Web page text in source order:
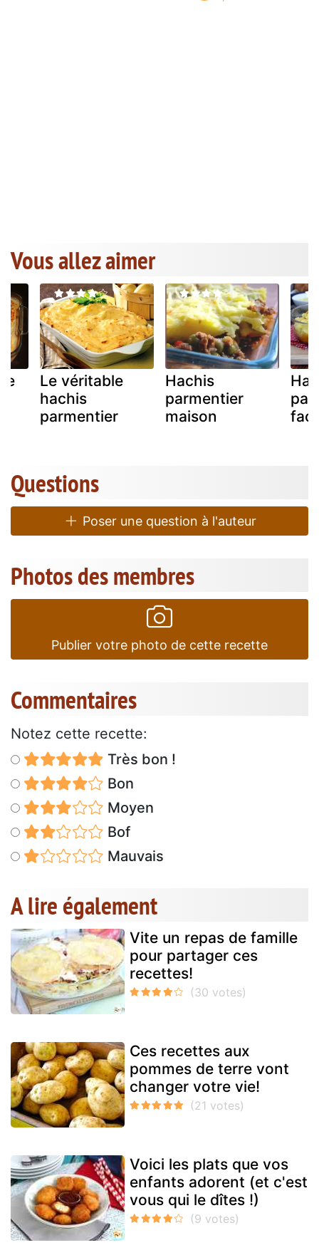
Vous allez aimer
Le véritable
hachis
parmentier
Hachis
parmentier
maison
Questions
Poser une question à l'auteur
Photos des membres
Publier votre photo de cette recette
Commentaires
Notez cette recette:
Très bon !
Bon
Moyen
Bof
Mauvais
A lire également
Vite un repas de famille
pour partager ces
recettes!
Ces recettes aux
pommes de terre vont
changer votre vie!
Voici les plats que vos
enfants adorent (et c'est
vous qui le dîtes !)